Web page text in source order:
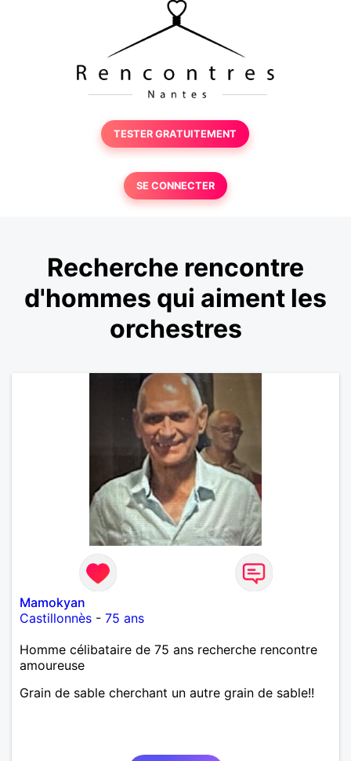
TESTER GRATUITEMENT
SE CONNECTER
Recherche rencontre
d'hommes qui aiment les
orchestres
Mamokyan
Castillonnès - 75 ans
Homme célibataire de 75 ans recherche rencontre
amoureuse
Grain de sable cherchant un autre grain de sable!!